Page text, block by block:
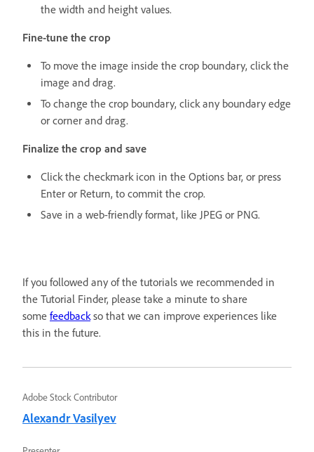
the width and height values.
Fine-tune the crop
To move the image inside the crop boundary, click the
image and drag.
To change the crop boundary, click any boundary edge
or corner and drag.
Finalize the crop and save
Click the checkmark icon in the Options bar, or press
Enter or Return, to commit the crop.
Save in a web-friendly format, like JPEG or PNG.
If you followed any of the tutorials we recommended in
the Tutorial Finder, please take a minute to share
some feedback so that we can improve experiences like
this in the future.
Adobe Stock Contributor
Alexandr Vasilyev